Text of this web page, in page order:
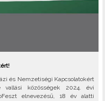
és Nemzetiségi Kapcsolatokért
vallási közösségek 2024. évi
elnevezésű, 18 év alatti